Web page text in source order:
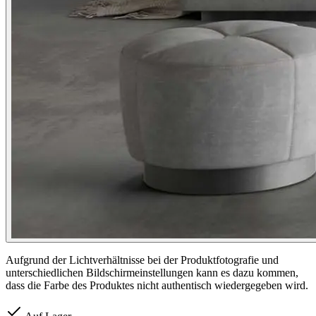
Aufgrund der Lichtverhältnisse bei der Produktfotografie und
unterschiedlichen Bildschirmeinstellungen kann es dazu kommen,
dass die Farbe des Produktes nicht authentisch wiedergegeben wird.